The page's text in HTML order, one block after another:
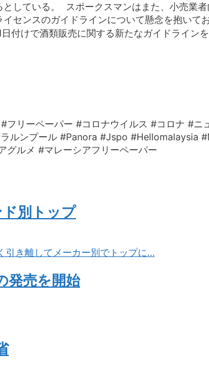
している。 スポークスマンはまた、小売業
センスのガイドラインについて懸念を抱いて
付けで酒類販売に関する新たなガイドライン
リーペーパー #コロナウイルス #コロナ #ニ
ルンプール #Panora #Jspo #Hellomalaysia
ルメ #マレーシアフリーペーパー
別トップ
引き離してメーカー別でトップに…
発売を開始